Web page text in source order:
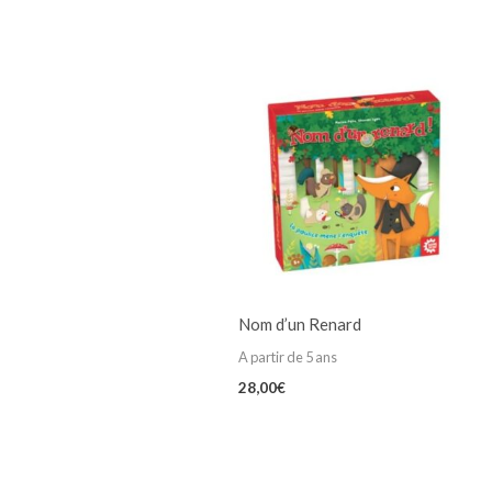
Nom d’un Renard
A partir de 5 ans
28,00€